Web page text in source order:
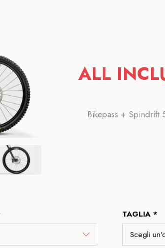
ALL
Bikepass + Spindrift
TAGLIA *